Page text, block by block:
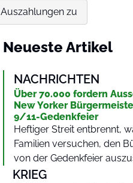
zu
Neueste Artikel
NACHRICHTEN
Über 70.000 fordern
New Yorker
9/11-Gedenkfeier
Heftiger Streit entbrennt,
Familien versuchen, den
von der Gedenkfeier
KRIEG